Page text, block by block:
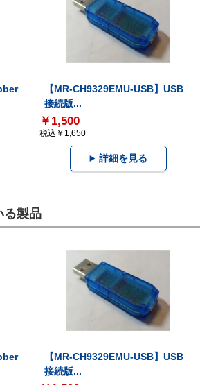
【MR-CH9329EMU-USB】USB
接続版...
￥1,500
税込￥1,650
詳細を見る
る製品
【MR-CH9329EMU-USB】USB
接続版...